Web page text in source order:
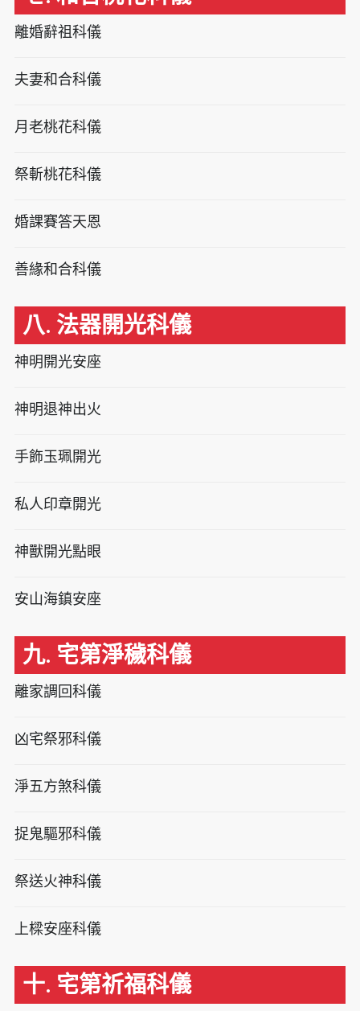
離婚辭祖科儀
夫妻和合科儀
月老桃花科儀
祭斬桃花科儀
婚課賽答天恩
善緣和合科儀
八. 法器開光科儀
神明開光安座
神明退神出火
手飾玉珮開光
私人印章開光
神獸開光點眼
安山海鎮安座
九. 宅第淨穢科儀
離家調回科儀
凶宅祭邪科儀
淨五方煞科儀
捉鬼驅邪科儀
祭送火神科儀
上樑安座科儀
十. 宅第祈福科儀